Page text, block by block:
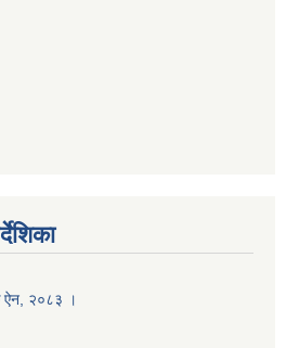
ऐन, २०८३ ।